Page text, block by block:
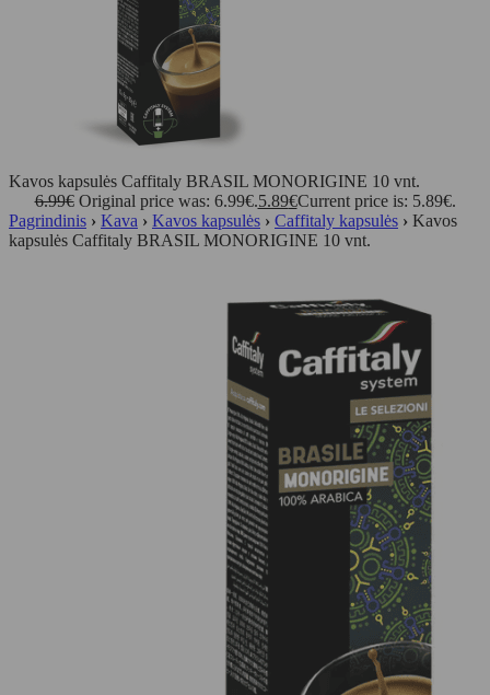
Kavos kapsulės Caffitaly BRASIL MONORIGINE 10 vnt.
6.99€ Original price was: 6.99€.5.89€Current price is: 5.89€.
Pagrindinis › Kava › Kavos kapsulės › Caffitaly kapsulės › Kavos
kapsulės Caffitaly BRASIL MONORIGINE 10 vnt.